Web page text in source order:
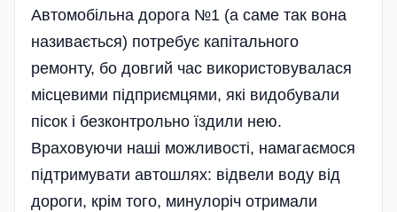
Автомобільна дорога №1 (а саме так вона
називається) потребує капітального
ремонту, бо довгий час використовувалася
місцевими підприємцями, які видобували
пісок і безконтрольно їздили нею.
Враховуючи наші можливості, намагаємося
підтримувати автошлях: відвели воду від
дороги, крім того, минулоріч отримали